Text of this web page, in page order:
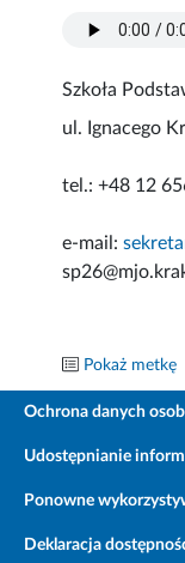
Szkoła
ul. Ignacego
tel.: +48 12
e-mail:
Pokaż metkę
Ochrona danych
Udostępnianie
Ponowne
Deklaracja